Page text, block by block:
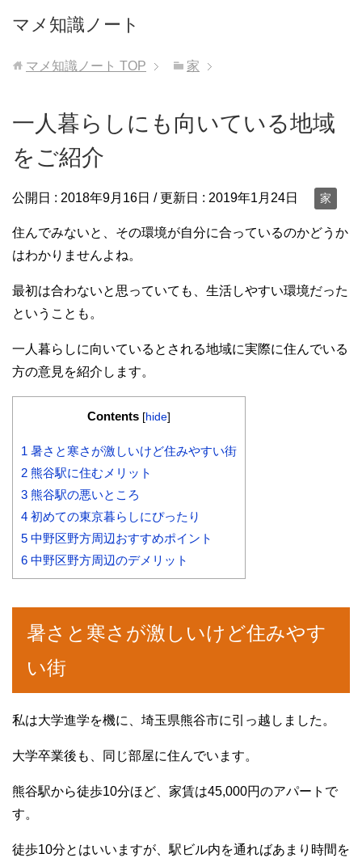
マメ知識ノート
マメ知識ノート TOP 家
一人暮らしにも向いている地域
をご紹介
公開日 : 2018年9月16日 / 更新日 : 2019年1月24日 家
住んでみないと、その環境が自分に合っているのかどうか
はわかりませんよね。
最初は合わないと思っていても、生活しやすい環境だった
ということも。
一人暮らしに向いているとされる地域に実際に住んでいる
方の意見を紹介します。
Contents [hide]
1 暑さと寒さが激しいけど住みやすい街
2 熊谷駅に住むメリット
3 熊谷駅の悪いところ
4 初めての東京暮らしにぴったり
5 中野区野方周辺おすすめポイント
6 中野区野方周辺のデメリット
暑さと寒さが激しいけど住みやす
い街
私は大学進学を機に、埼玉県熊谷市に引っ越しました。
大学卒業後も、同じ部屋に住んでいます。
熊谷駅から徒歩10分ほど、家賃は45,000円のアパートで
す。
徒歩10分とはいいますが、駅ビル内を通ればあまり時間を